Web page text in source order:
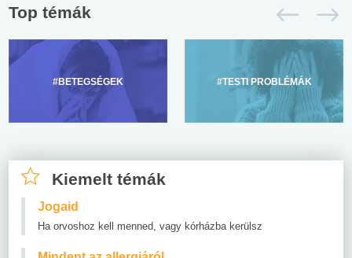
Top témák
#BETEGSÉGEK #TESTI PROBLÉMÁK
Kiemelt témák
Jogaid
Ha orvoshoz kell menned, vagy kórházba kerülsz